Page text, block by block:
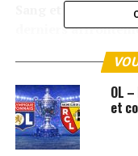
Sang et Or restent
derniers
nul en 2023, et
hiérarchie. Le
nouvelles options
mois et de Saint-
effectif déjà dense
et Gurtner.
OL
et